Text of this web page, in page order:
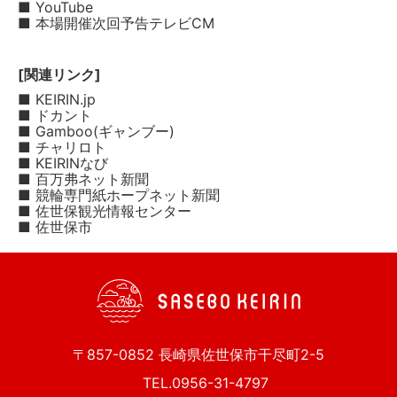
■ YouTube
■ 本場開催次回予告テレビCM
[関連リンク]
■ KEIRIN.jp
■ ドカント
■ Gamboo(ギャンブー)
■ チャリロト
■ KEIRINなび
■ 百万弗ネット新聞
■ 競輪専門紙ホープネット新聞
■ 佐世保観光情報センター
■ 佐世保市
〒857-0852 長崎県佐世保市干尽町2-5
TEL.0956-31-4797